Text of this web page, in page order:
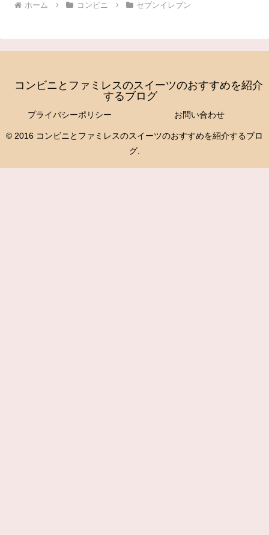
ホーム コンビニ セブンイレブン
コンビニとファミレスのスイーツのおすすめを紹介
するブログ
プライバシーポリシー お問い合わせ
© 2016 コンビニとファミレスのスイーツのおすすめを紹介するブロ
グ.